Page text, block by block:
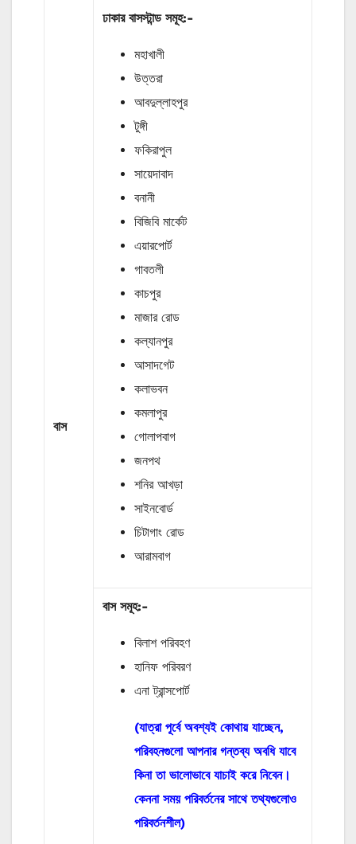
বাস
ঢাকার বাসস্টান্ড সমূহ:-
মহাখালী
উত্তরা
আবদুল্লাহপুর
টুঙ্গী
ফকিরাপুল
সায়েদাবাদ
বনানী
বিজিবি মার্কেট
এয়ারপোর্ট
গাবতলী
কাচপুর
মাজার রোড
কল্যানপুর
আসাদগেট
কলাভবন
কমলাপুর
গোলাপবাগ
জনপথ
শনির আখড়া
সাইনবোর্ড
চিটাগাং রোড
আরামবাগ
বাস সমূহ:-
বিলাশ পরিবহণ
হানিফ পরিবরণ
এনা ট্রান্সপোর্ট
(যাত্রা পূর্বে অবশ্যই কোথায় যাচ্ছেন,
পরিবহনগুলো আপনার গন্তব্য অবধি যাবে
কিনা তা ভালোভাবে যাচাই করে নিবেন।
কেননা সময় পরিবর্তনের সাথে তথ্যগুলোও
পরিবর্তনশীল)